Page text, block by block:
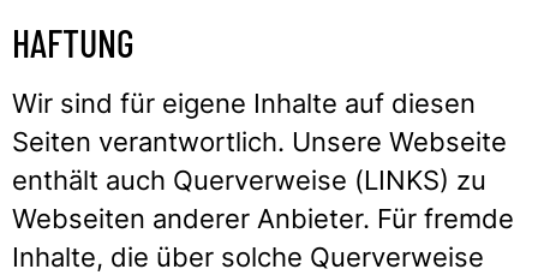
HAFTUNG
Wir sind für eigene Inhalte auf diesen
Seiten verantwortlich. Unsere Webseite
enthält auch Querverweise (LINKS) zu
Webseiten anderer Anbieter. Für fremde
Inhalte, die über solche Querverweise